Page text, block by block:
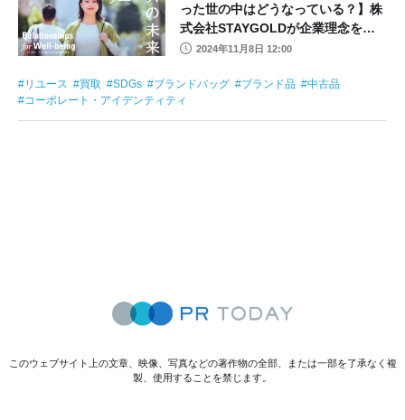
った世の中はどうなっている？】株
式会社STAYGOLDが企業理念を基
にリユースの未来を表現
2024年11月8日 12:00
リユース 買取 SDGs ブランドバッグ ブランド品
中古品
コーポレート・アイデンティティ
このウェブサイト上の文章、映像、写真などの著作物の全部、または一部を了承なく複
製、使用することを禁じます。